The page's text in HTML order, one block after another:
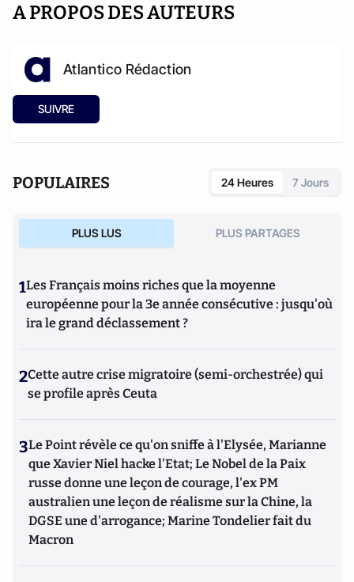
A PROPOS DES AUTEURS
Atlantico Rédaction
SUIVRE
POPULAIRES 24 Heures 7 Jours
PLUS LUS PLUS PARTAGES
1Les Français moins riches que la moyenne
européenne pour la 3e année consécutive : jusqu'où
ira le grand déclassement ?
2Cette autre crise migratoire (semi-orchestrée) qui
se profile après Ceuta
3Le Point révèle ce qu'on sniffe à l'Elysée, Marianne
que Xavier Niel hacke l'Etat; Le Nobel de la Paix
russe donne une leçon de courage, l'ex PM
australien une leçon de réalisme sur la Chine, la
DGSE une d'arrogance; Marine Tondelier fait du
Macron